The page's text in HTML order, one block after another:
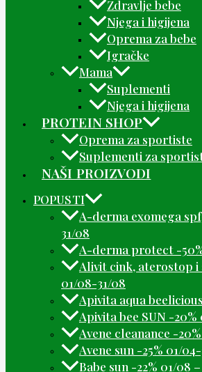
Zdravlje bebe
Njega i higijena
Oprema za bebe
Igračke
Mama
Suplementi
Njega i higijena
PROTEIN SHOP
Oprema za sportiste
Suplementi za
NAŠI PROIZVODI
POPUSTI
A-derma exomega
31/08
A-derma protect -
Alivit cink, aterostop
01/08-31/08
Apivita aqua
Apivita bee SUN -
Avene cleanance -
Avene sun -25% 01/
Babe sun -22% 01/08